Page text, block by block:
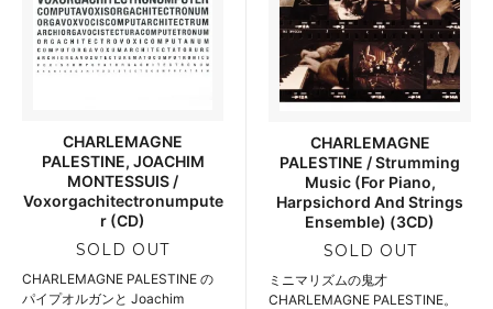
CHARLEMAGNE
PALESTINE, JOACHIM
MONTESSUIS /
Voxorgachitectronumpute
r (CD)
SOLD OUT
CHARLEMAGNE PALESTINE の
パイプオルガンと Joachim
CHARLEMAGNE
PALESTINE / Strumming
Music (For Piano,
Harpsichord And Strings
Ensemble) (3CD)
SOLD OUT
ミニマリズムの鬼才
CHARLEMAGNE PALESTINE。